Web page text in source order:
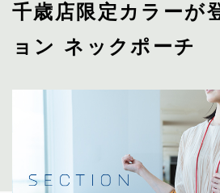
千歳店限定カラーが
ョン ネックポーチ